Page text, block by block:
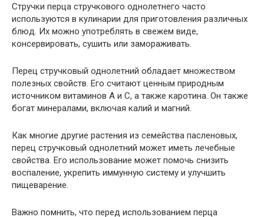
Стручки перца стручкового однолетнего часто
используются в кулинарии для приготовления различных
блюд. Их можно употреблять в свежем виде,
консервировать, сушить или замораживать.
Перец стручковый однолетний обладает множеством
полезных свойств. Его считают ценным природным
источником витаминов А и С, а также каротина. Он также
богат минералами, включая калий и магний.
Как многие другие растения из семейства пасленовых,
перец стручковый однолетний может иметь лечебные
свойства. Его использование может помочь снизить
воспаление, укрепить иммунную систему и улучшить
пищеварение.
Важно помнить, что перед использованием перца